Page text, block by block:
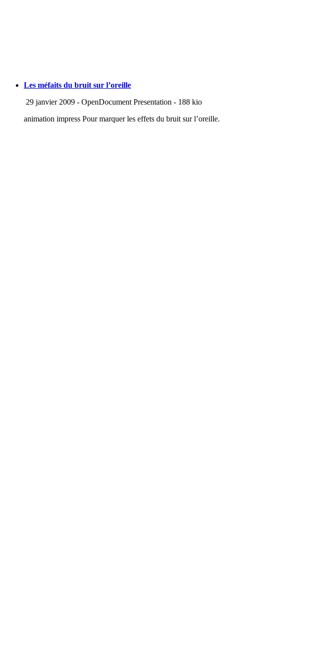
Les méfaits du bruit sur l’oreille
29 janvier 2009 - OpenDocument Presentation - 188 kio
animation impress Pour marquer les effets du bruit sur l’oreille.